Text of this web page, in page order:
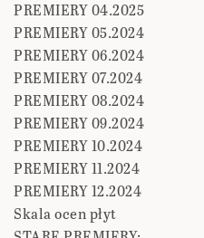
PREMIERY 04.2025
PREMIERY 05.2024
PREMIERY 06.2024
PREMIERY 07.2024
PREMIERY 08.2024
PREMIERY 09.2024
PREMIERY 10.2024
PREMIERY 11.2024
PREMIERY 12.2024
Skala ocen płyt